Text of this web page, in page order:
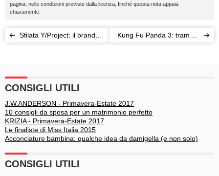
pagina, nelle condizioni previste dalla licenza, finché questa nota appaia
chiaramente.
Sfilata Y/Project: il brand
Kung Fu Panda 3: trama e
CONSIGLI UTILI
J.W.ANDERSON - Primavera-Estate 2017
10 consigli da sposa per un matrimonio perfetto
KRIZIA - Primavera-Estate 2017
Le finaliste di Miss Italia 2015
Acconciature bambina: qualche idea da damigella (e non solo)
CONSIGLI UTILI